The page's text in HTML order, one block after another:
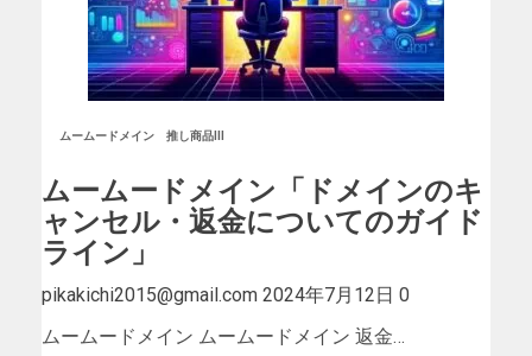
ムームードメイン 推し商品III
ムームードメイン「ドメインのキ
ャンセル・返金についてのガイド
ライン」
pikakichi2015@gmail.com 2024年7月12日 0
ムームードメイン ムームードメイン 返金…